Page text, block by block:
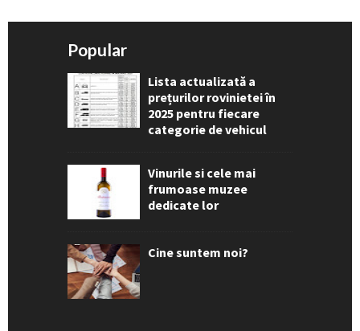
Popular
Lista actualizată a
prețurilor rovinietei în
2025 pentru fiecare
categorie de vehicul
Vinurile si cele mai
frumoase muzee
dedicate lor
Cine suntem noi?